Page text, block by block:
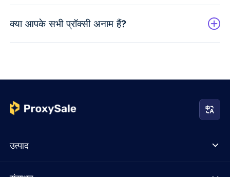
क्या आपके सभी प्रॉक्सी अनाम हैं?
उत्पाद